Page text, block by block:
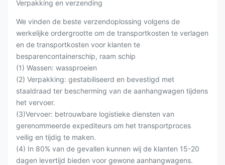
Verpakking en verzending
We vinden de beste verzendoplossing volgens de
werkelijke ordergrootte om de transportkosten te verlagen
en de transportkosten voor klanten te
besparencontainerschip, raam schip
(1) Wassen: wassproeien
(2) Verpakking: gestabiliseerd en bevestigd met
staaldraad ter bescherming van de aanhangwagen tijdens
het vervoer.
(3)Vervoer: betrouwbare logistieke diensten van
gerenommeerde expediteurs om het transportproces
veilig en tijdig te maken.
(4) In 80% van de gevallen kunnen wij de klanten 15-20
dagen levertijd bieden voor gewone aanhangwagens.